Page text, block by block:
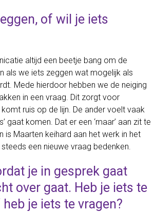
of wil je iets
altijd een beetje bang om de
als we iets zeggen wat mogelijk als
Mede hierdoor hebben we de neiging
in een vraag. Dit zorgt voor
komt ruis op de lijn. De ander voelt vaak
gaat komen. Dat er een ‘maar’ aan zit te
is Maarten keihard aan het werk in het
een nieuwe vraag bedenken.
je in gesprek gaat
over gaat. Heb je iets te
je iets te vragen?